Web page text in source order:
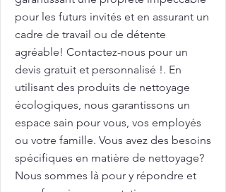
pour les futurs invités et en assurant un
cadre de travail ou de détente
agréable! Contactez-nous pour un
devis gratuit et personnalisé !. En
utilisant des produits de nettoyage
écologiques, nous garantissons un
espace sain pour vous, vos employés
ou votre famille. Vous avez des besoins
spécifiques en matière de nettoyage?
Nous sommes là pour y répondre et